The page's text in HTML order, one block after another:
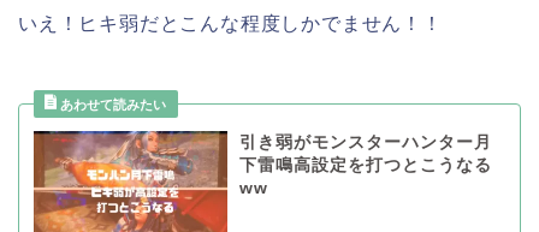
いえ！ヒキ弱だとこんな程度しかでません！！
引き弱がモンスターハンター月
下雷鳴高設定を打つとこうなる
ww